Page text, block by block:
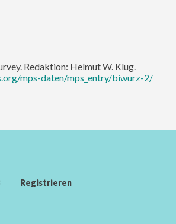
Redaktion: Helmut W. Klug.
mps-daten/mps_entry/biwurz-2/
Registrieren